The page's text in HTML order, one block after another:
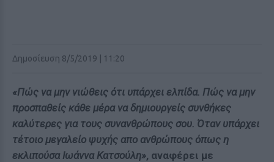
Δημοσίευση 8/5/2019 | 11:20
«Πώς να μην νιώθεις ότι υπάρχει ελπίδα. Πώς να μην
προσπαθείς κάθε μέρα να δημιουργείς συνθήκες
καλύτερες για τους συνανθρώπους σου. Όταν υπάρχει
τέτοιο μεγαλείο ψυχής απο ανθρώπους όπως η
εκλιπούσα Ιωάννα Κατσούλη», αναφέρει με